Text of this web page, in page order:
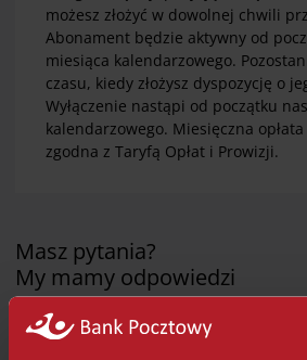
możesz złożyć w dowolnej chwili
Abonament będzie aktywny od
miesiąca kalendarzowego.
czasu, kiedy złożysz dyspozycję o
Wyłączenie nastąpi od początku
kalendarzowego. Miesięczna
zgodna z Taryfą Opłat i Prowizji.
Masz pytania?
My mamy odpowiedzi
Co to jest karta debetowa z logo